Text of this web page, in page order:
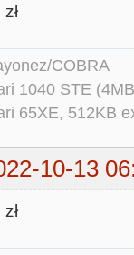
COBRA
1040 STE
65XE, 512KB
10-13